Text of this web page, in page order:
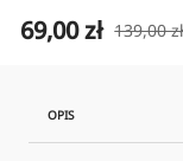
Cena
69,00 zł Cena
139,00
OPIS